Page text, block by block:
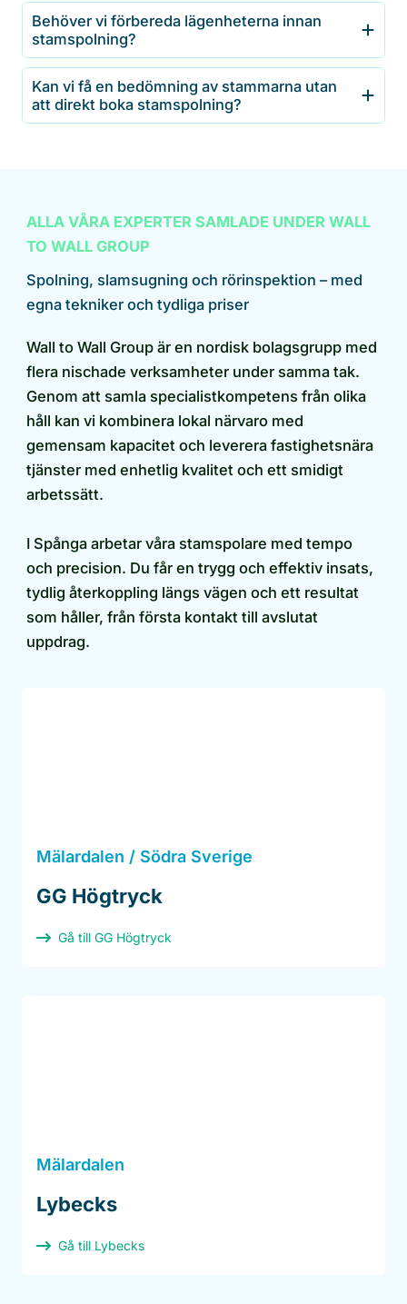
Behöver vi förbereda lägenheterna innan
stamspolning?
Kan vi få en bedömning av stammarna utan
att direkt boka stamspolning?
ALLA VÅRA EXPERTER SAMLADE UNDER WALL
TO WALL GROUP
Spolning, slamsugning och rörinspektion – med
egna tekniker och tydliga priser
Wall to Wall Group är en nordisk bolagsgrupp med
flera nischade verksamheter under samma tak.
Genom att samla specialistkompetens från olika
håll kan vi kombinera lokal närvaro med
gemensam kapacitet och leverera fastighetsnära
tjänster med enhetlig kvalitet och ett smidigt
arbetssätt.
I Spånga arbetar våra stamspolare med tempo
och precision. Du får en trygg och effektiv insats,
tydlig återkoppling längs vägen och ett resultat
som håller, från första kontakt till avslutat
uppdrag.
Mälardalen / Södra Sverige
GG Högtryck
Gå till GG Högtryck
Mälardalen
Lybecks
Gå till Lybecks